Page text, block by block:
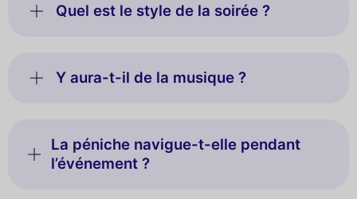
Quel est le style de la soirée ?
Y aura-t-il de la musique ?
La péniche navigue-t-elle pendant
l’événement ?